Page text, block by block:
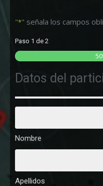
"*" señala los campos
Paso 1 de 2
Datos del
Nombre
Apellidos